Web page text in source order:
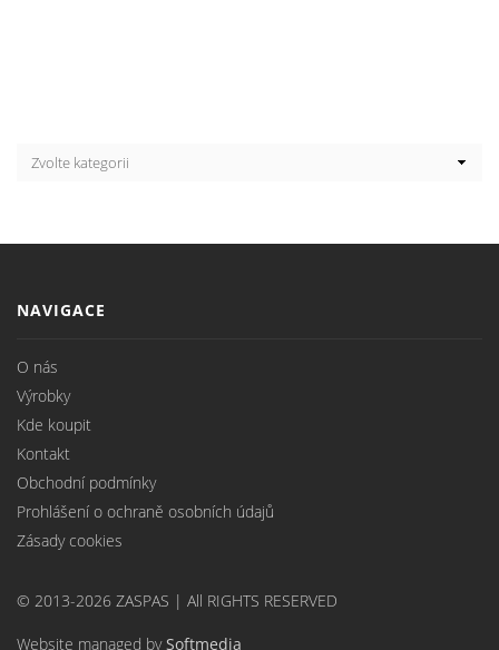
NAVIGACE
O nás
Výrobky
Kde koupit
Kontakt
Obchodní podmínky
Prohlášení o ochraně osobních údajů
Zásady cookies
© 2013-2026 ZASPAS | All RIGHTS RESERVED
Website managed bySoftmedia